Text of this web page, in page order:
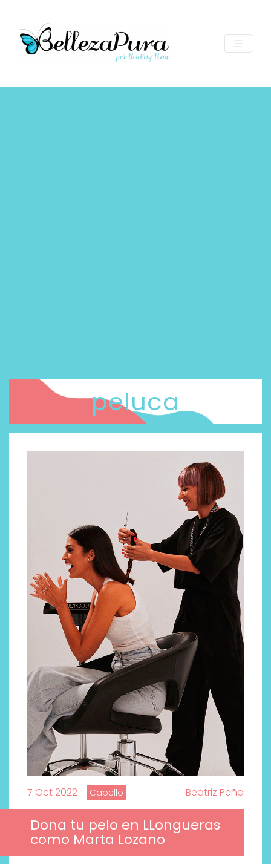
peluca
7 Oct 2022 Cabello Beatriz Peña
Dona tu pelo en LLongueras
como Marta Lozano